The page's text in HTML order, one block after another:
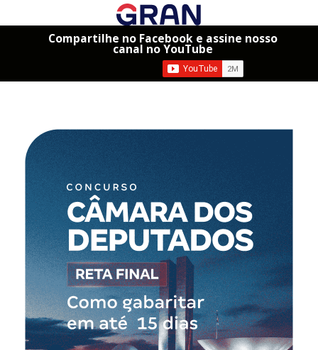
Compartilhe no Facebook e assine nosso
canal no YouTube